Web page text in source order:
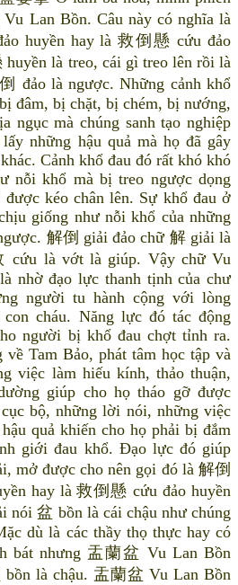
Lan Bồn. Câu này có nghĩa là
huyền hay là 救倒懸 cứu đảo
huyền là treo, cái gì treo lên rồi là
đảo là ngược. Những cảnh khổ
đâm, bị chặt, bị chém, bị nướng,
ngục mà chúng sanh tạo nghiệp
những hậu quả mà họ đã gây
Cảnh khổ đau đó rất khó khó
nỗi khổ mà bị treo ngược dọng
được kéo chân lên. Sự khổ đau ở
giống như nỗi khổ của những
解倒 giải đảo chữ 解 giải là
cứu là vớt là giúp. Vậy chữ Vu
nhờ đạo lực thanh tịnh của chư
người tu hành cộng với lòng
con cháu. Năng lực đó tác động
người bị khổ đau chợt tỉnh ra.
về Tam Bảo, phát tâm học tập và
việc làm hiếu kính, thảo thuận,
giúp cho họ tháo gỡ được
bộ, những lời nói, những việc
quả khiến cho họ phải bị đắm
giới đau khổ. Đạo lực đó giúp
mở được cho nên gọi đó là 解倒
hay là 救倒懸 cứu đảo huyền
nói 盆 bồn là cái chậu như chúng
dù là các thầy thọ thực hay có
bát nhưng 盂蘭盆 Vu Lan Bồn
bồn là chậu. 盂蘭盆 Vu Lan Bồn